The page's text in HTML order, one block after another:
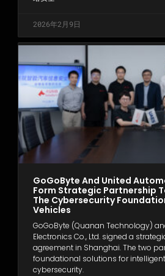
2026年2月9日
GoGoByte And United
Form Strategic Partnership
The Cybersecurity
Vehicles
GoGoByte (Quanan Technology)
Electronics Co., Ltd. signed a
agreement in Shanghai. The two
foundational solutions for
cybersecurity.